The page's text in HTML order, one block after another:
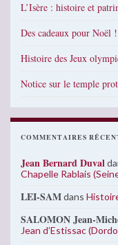
L’Isère : histoire et
Des cadeaux pour Noël !
Histoire des Jeux
Notice sur le temple
COMMENTAIRES
Jean Bernard Duval
Chapelle Rablais
LEI-SAMdans
SALOMON Jean-
Jean d’Estissac